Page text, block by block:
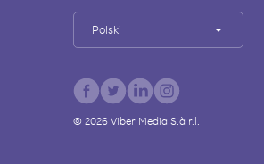
Polski
© 2026Viber Media S.à r.l.